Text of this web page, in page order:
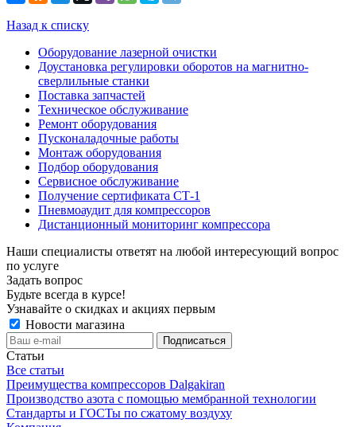
Назад к списку
Оборудование лазерной очистки
Доустановка регулировки оборотов на магнитно-
сверлильные станки
Поставка запчастей
Техническое обслуживание
Ремонт оборудования
Пусконаладочные работы
Монтаж оборудования
Подбор оборудования
Сервисное обслуживание
Получение сертификата СТ-1
Пневмоаудит для компрессоров
Дистанционный мониторинг компрессора
Наши специалисты ответят на любой интересующий вопрос
по услуге
Задать вопрос
Будьте всегда в курсе!
Узнавайте о скидках и акциях первым
Новости магазина
Статьи
Все статьи
Преимущества компрессоров Dalgakiran
Производство азота с помощью мембранной технологии
Стандарты и ГОСТы по сжатому воздуху